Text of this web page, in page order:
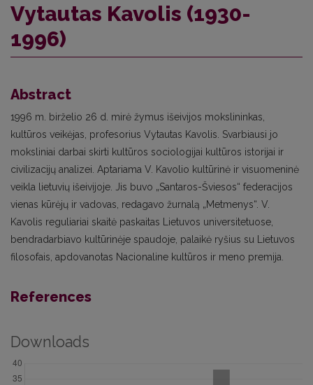
Vytautas Kavolis (1930-
1996)
Abstract
1996 m. birželio 26 d. mirė žymus išeivijos mokslininkas,
kultūros veikėjas, profesorius Vytautas Kavolis. Svarbiausi jo
moksliniai darbai skirti kultūros sociologijai kultūros istorijai ir
civilizacijų analizei. Aptariama V. Kavolio kultūrinė ir visuomeninė
veikla lietuvių išeivijoje. Jis buvo „Santaros-Šviesos“ federacijos
vienas kūrėjų ir vadovas, redagavo žurnalą „Metmenys“. V.
Kavolis reguliariai skaitė paskaitas Lietuvos universitetuose,
bendradarbiavo kultūrinėje spaudoje, palaikė ryšius su Lietuvos
filosofais, apdovanotas Nacionaline kultūros ir meno premija.
References
Downloads